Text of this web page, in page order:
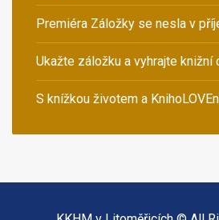
Premiéra Záložky se nesla v
Ukažte záložku a vyhrajte knižní
S knížkou životem a